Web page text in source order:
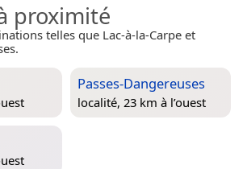
proximité
telles que Lac-à-la-Carpe et
Passes-Dangereuses
localité, 23 km à l’ouest